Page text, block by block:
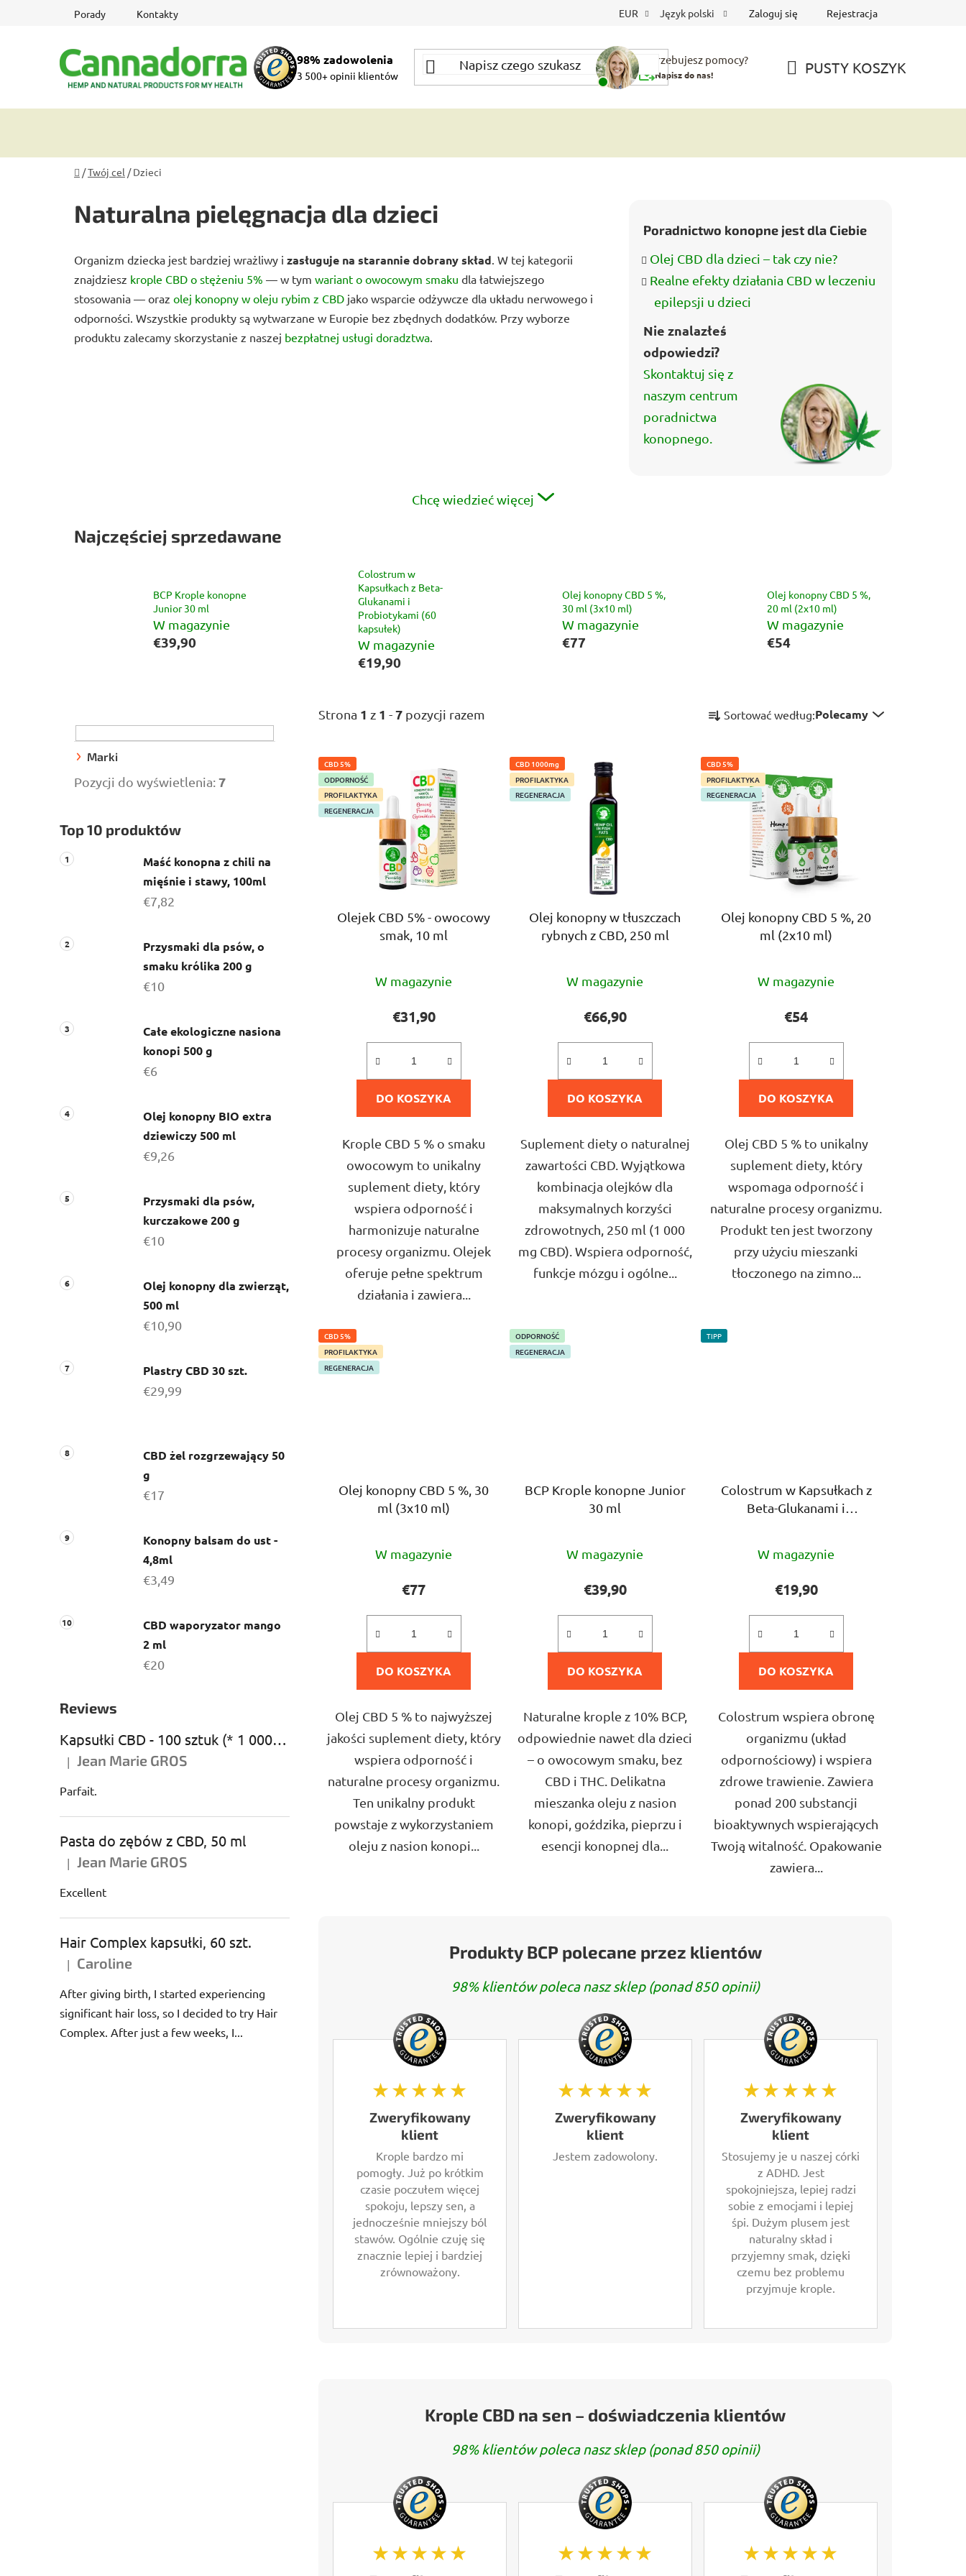
Porady Kontakty EUR Język polski Zaloguj się Rejestracja
98% zadowolenia
3 500+ opinii klientów
Potrzebujesz pomocy?
Napisz do nas! PUSTY KOSZYK
Home
/Twój cel / Dzieci
Naturalna pielęgnacja dla dzieci
Organizm dziecka jest bardziej wrażliwy i zasługuje na starannie dobrany skład. W tej kategorii
znajdziesz krople CBD o stężeniu 5% — w tym wariant o owocowym smaku dla łatwiejszego
stosowania — oraz olej konopny w oleju rybim z CBD jako wsparcie odżywcze dla układu nerwowego i
odporności. Wszystkie produkty są wytwarzane w Europie bez zbędnych dodatków. Przy wyborze
produktu zalecamy skorzystanie z naszej bezpłatnej usługi doradztwa.
Poradnictwo konopne jest dla Ciebie
Olej CBD dla dzieci – tak czy nie?
Realne efekty działania CBD w leczeniu
epilepsji u dzieci
Nie znalazłeś
odpowiedzi?
Skontaktuj się z
naszym centrum
poradnictwa
konopnego.
Chcę wiedzieć więcej
Najczęściej sprzedawane
BCP Krople konopne
Junior 30 ml
W magazynie
€39,90
Colostrum w
Kapsułkach z Beta-
Glukanami i
Probiotykami (60
kapsułek)
W magazynie
€19,90
Olej konopny CBD 5 %,
30 ml (3x10 ml)
W magazynie
€77
Olej konopny CBD 5 %,
20 ml (2x10 ml)
W magazynie
€54
c
z
n
Marki
Pozycji do wyświetlenia:7
Top 10 produktów
Maść konopna z chili na
mięśnie i stawy, 100ml
€7,82
Przysmaki dla psów, o
smaku królika 200 g
€10
Całe ekologiczne nasiona
konopi 500 g
€6
Olej konopny BIO extra
dziewiczy 500 ml
€9,26
Przysmaki dla psów,
kurczakowe 200 g
€10
Olej konopny dla zwierząt,
500 ml
€10,90
Plastry CBD 30 szt.
€29,99
CBD żel rozgrzewający 50
g
€17
Konopny balsam do ust -
4,8ml
€3,49
CBD waporyzator mango
2 ml
€20
Reviews
Kapsułki CBD - 100 sztuk (* 1 000 mg CBD)
Ocena produktu to 5 na 5 gwiazdek.
| Jean Marie GROS
Parfait.
Pasta do zębów z CBD, 50 ml
Ocena produktu to 5 na 5 gwiazdek.
| Jean Marie GROS
Excellent
Hair Complex kapsułki, 60 szt.
Ocena produktu to 5 na 5 gwiazdek.
| Caroline
After giving birth, I started experiencing
significant hair loss, so I decided to try Hair
Complex. After just a few weeks, I...
Strona 1 z 1 -7 pozycji razem
o
t
o
w
Sortować według:Polecamy
L
i
s
t
CBD 5%
ODPORNOŚĆ
PROFILAKTYKA
REGENERACJA
Olejek CBD 5% - owocowy
smak, 10 ml
ocena
produktu
4,8
na
5
gwiazdek.
W magazynie
€31,90
DO KOSZYKA
Krople CBD 5 % o smaku
owocowym to unikalny
suplement diety, który
wspiera odporność i
harmonizuje naturalne
procesy organizmu. Olejek
oferuje pełne spektrum
działania i zawiera...
CBD 1000mg
PROFILAKTYKA
REGENERACJA
Olej konopny w tłuszczach
rybnych z CBD, 250 ml
ocena
produktu
5,0
na
5
gwiazdek.
W magazynie
€66,90
DO KOSZYKA
Suplement diety o naturalnej
zawartości CBD. Wyjątkowa
kombinacja olejków dla
maksymalnych korzyści
zdrowotnych, 250 ml (1 000
mg CBD). Wspiera odporność,
funkcje mózgu i ogólne...
CBD 5%
PROFILAKTYKA
REGENERACJA
Olej konopny CBD 5 %, 20
ml (2x10 ml)
ocena
produktu
4,0
na
5
gwiazdek.
W magazynie
€54
DO KOSZYKA
Olej CBD 5 % to unikalny
suplement diety, który
wspomaga odporność i
naturalne procesy organizmu.
Produkt ten jest tworzony
przy użyciu mieszanki
tłoczonego na zimno...
CBD 5%
PROFILAKTYKA
REGENERACJA
Olej konopny CBD 5 %, 30
ml (3x10 ml)
ocena
produktu
5,0
na
5
gwiazdek.
W magazynie
€77
DO KOSZYKA
Olej CBD 5 % to najwyższej
jakości suplement diety, który
wspiera odporność i
naturalne procesy organizmu.
Ten unikalny produkt
powstaje z wykorzystaniem
oleju z nasion konopi...
ODPORNOŚĆ
REGENERACJA
BCP Krople konopne Junior
30 ml
ocena
produktu
5,0
na
5
gwiazdek.
W magazynie
€39,90
DO KOSZYKA
Naturalne krople z 10% BCP,
odpowiednie nawet dla dzieci
– o owocowym smaku, bez
CBD i THC. Delikatna
mieszanka oleju z nasion
konopi, goździka, pieprzu i
esencji konopnej dla...
TIPP
Colostrum w Kapsułkach z
Beta-Glukanami i
ocena
produktu
5,0
na
5
gwiazdek.
W magazynie
€19,90
DO KOSZYKA
Colostrum wspiera obronę
organizmu (układ
odpornościowy) i wspiera
zdrowe trawienie. Zawiera
ponad 200 substancji
bioaktywnych wspierających
Twoją witalność. Opakowanie
zawiera...
Produkty BCP polecane przez klientów
98% klientów poleca nasz sklep (ponad 850 opinii)
★★★★★
Zweryfikowany
klient
Krople bardzo mi
pomogły. Już po krótkim
czasie poczułem więcej
spokoju, lepszy sen, a
jednocześnie mniejszy ból
stawów. Ogólnie czuję się
znacznie lepiej i bardziej
zrównoważony.
★★★★★
Zweryfikowany
klient
Jestem zadowolony.
★★★★★
Zweryfikowany
klient
Stosujemy je u naszej córki
z ADHD. Jest
spokojniejsza, lepiej radzi
sobie z emocjami i lepiej
śpi. Dużym plusem jest
naturalny skład i
przyjemny smak, dzięki
czemu bez problemu
przyjmuje krople.
Krople CBD na sen – doświadczenia klientów
98% klientów poleca nasz sklep (ponad 850 opinii)
★★★★★ ★★★★★ ★★★★★